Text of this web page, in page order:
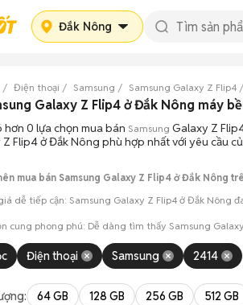
Đắk Nông
Điện thoại Samsung Samsung Galaxy Z Flip4
Galaxy Z Flip4 ở Đắk Nông máy
hơn 0 lựa chọn mua bán Samsung Galaxy Z
Flip4 ở Đắk Nông phù hợp nhất với yêu cầu
mua bán Samsung Galaxy Z Flip4 ở Đắk Nông
dễ tiếp cận: Samsung Galaxy Z Flip4 ở Đắk Nông
cung phong phú: Dễ dàng tìm thấy Samsung
dịch minh bạch: Việc gặp gỡ trực tiếp giúp
Điện thoại Samsung 2414
64 GB 128 GB 256 GB 512 GB